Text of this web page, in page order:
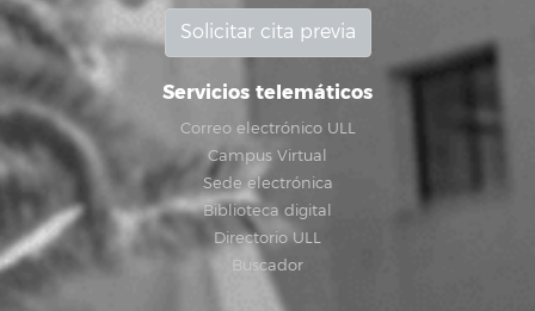
Solicitar cita previa
Servicios telemáticos
Correo electrónico ULL
Campus Virtual
Sede electrónica
Biblioteca digital
Directorio ULL
Buscador